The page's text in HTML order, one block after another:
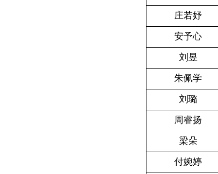
庄若妤
安予心
刘昱
朱佩学
刘璐
周睿扬
梁朵
付婉婷